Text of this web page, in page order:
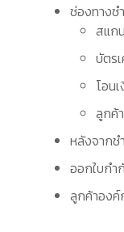
ช่องทางช
สแก
บัตร
โอน
ลูกค้
หลังจากช
ออกใบกำ
ลูกค้าองค์